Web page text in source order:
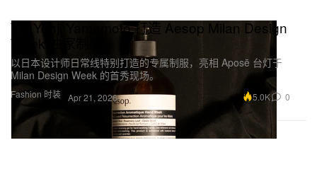
Fashion 时装
Y’s Yohji Yamamoto 打造 Aesop Milan Design
Week 独家制服
以日本设计师日常线特别打造的专属制服，亮相 Aposē 台灯于
Milan Design Week 的首秀现场。
Apr 21, 2026 5.0K 0